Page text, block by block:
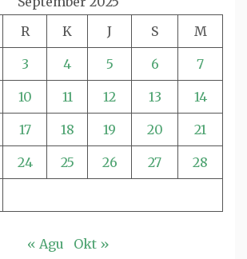
R K J S M
3 4 5 6 7
10 11 12 13 14
17 18 19 20 21
24 25 26 27 28
« Agu Okt »